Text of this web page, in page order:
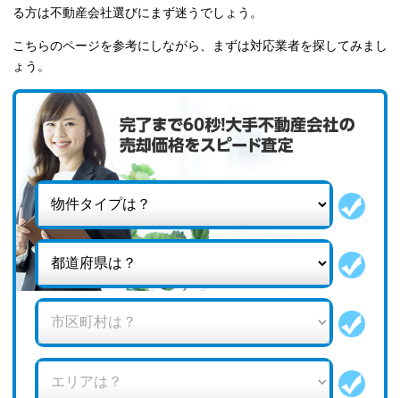
る方は不動産会社選びにまず迷うでしょう。
こちらのページを参考にしながら、まずは対応業者を探してみまし
ょう。